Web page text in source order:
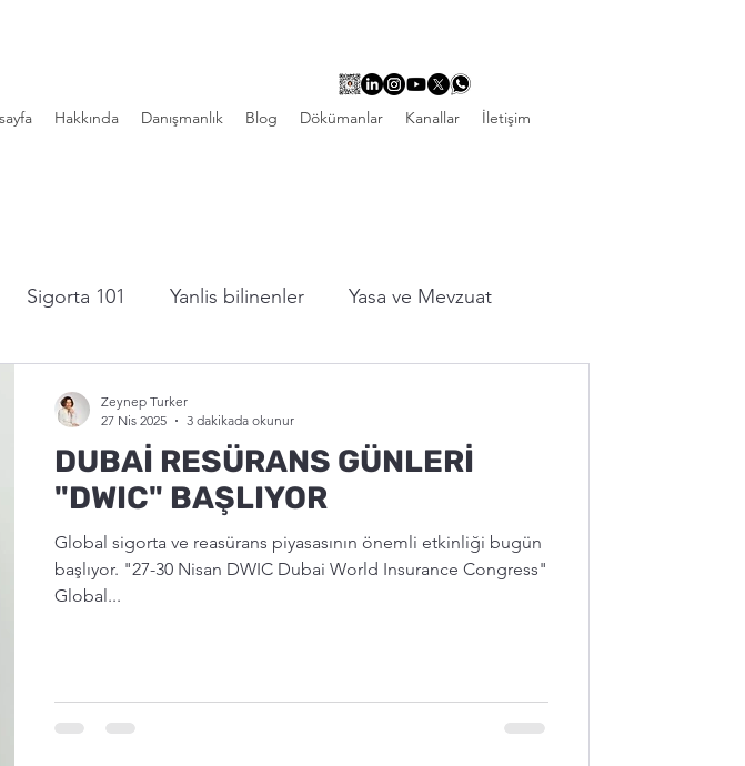
Hakkında Danışmanlık Blog Dökümanlar Kanallar İletişim
Sigorta 101 Yanlis bilinenler Yasa ve Mevzuat
DUBAİ RESÜRANS GÜNLERİ
"DWIC" BAŞLIYOR
Global sigorta ve reasürans piyasasının önemli etkinliği bugün
başlıyor. "27-30 Nisan DWIC Dubai World Insurance Congress"
Global...
Zeynep Turker
27 Nis 2025
3 dakikada okunur